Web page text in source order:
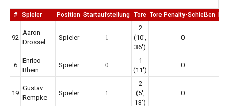
# Spieler Position Startaufstellung Tore Tore Penalty-Schießen
92
Aaron
Drossel
Spieler 1
2
(10',
36')
0
6
Enrico
Rhein
Spieler 0
1
(11')
0
19
Gustav
Rempke
Spieler 1
2
(5',
13')
0